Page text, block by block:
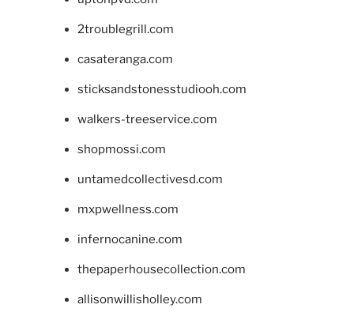
2troublegrill.com
casateranga.com
sticksandstonesstudiooh.com
walkers-treeservice.com
shopmossi.com
untamedcollectivesd.com
mxpwellness.com
infernocanine.com
thepaperhousecollection.com
allisonwillisholley.com